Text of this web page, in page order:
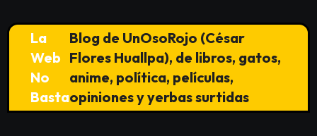
La
Web
No
Basta
Blog de UnOsoRojo (César
Flores Huallpa), de libros, gatos,
anime, política, películas,
opiniones y yerbas surtidas